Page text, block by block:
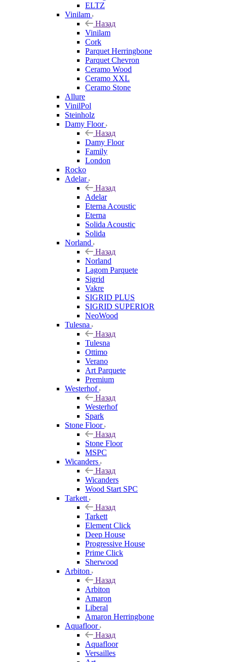
ELTZ
Vinilam
Назад
Vinilam
Cork
Parquet Herringbone
Parquet Chevron
Ceramo Wood
Ceramo XXL
Ceramo Stone
Allure
VinilPol
Steinholz
Damy Floor
Назад
Damy Floor
Family
London
Rocko
Adelar
Назад
Adelar
Eterna Acoustic
Eterna
Solida Acoustic
Solida
Norland
Назад
Norland
Lagom Parquete
Sigrid
Vakre
SIGRID PLUS
SIGRID SUPERIOR
NeoWood
Tulesna
Назад
Tulesna
Ottimo
Verano
Art Parquete
Premium
Westerhof
Назад
Westerhof
Spark
Stone Floor
Назад
Stone Floor
MSPC
Wicanders
Назад
Wicanders
Wood Start SPC
Tarkett
Назад
Tarkett
Element Click
Deep House
Progressive House
Prime Click
Sherwood
Arbiton
Назад
Arbiton
Amaron
Liberal
Amaron Herringbone
Aquafloor
Назад
Aquafloor
Versailles